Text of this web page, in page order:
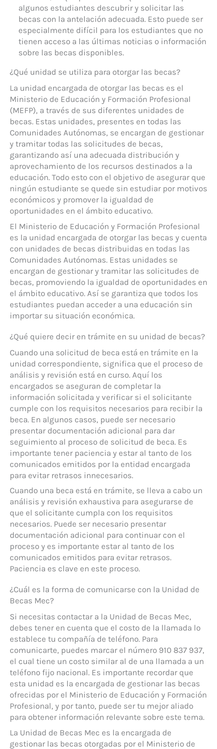
algunos estudiantes descubrir y solicitar las
becas con la antelación adecuada. Esto puede ser
especialmente difícil para los estudiantes que no
tienen acceso a las últimas noticias o información
sobre las becas disponibles.
¿Qué unidad se utiliza para otorgar las becas?
La unidad encargada de otorgar las becas es el
Ministerio de Educación y Formación Profesional
(MEFP), a través de sus diferentes unidades de
becas. Estas unidades, presentes en todas las
Comunidades Autónomas, se encargan de gestionar
y tramitar todas las solicitudes de becas,
garantizando así una adecuada distribución y
aprovechamiento de los recursos destinados a la
educación. Todo esto con el objetivo de asegurar que
ningún estudiante se quede sin estudiar por motivos
económicos y promover la igualdad de
oportunidades en el ámbito educativo.
El Ministerio de Educación y Formación Profesional
es la unidad encargada de otorgar las becas y cuenta
con unidades de becas distribuidas en todas las
Comunidades Autónomas. Estas unidades se
encargan de gestionar y tramitar las solicitudes de
becas, promoviendo la igualdad de oportunidades en
el ámbito educativo. Así se garantiza que todos los
estudiantes puedan acceder a una educación sin
importar su situación económica.
¿Qué quiere decir en trámite en su unidad de becas?
Cuando una solicitud de beca está en trámite en la
unidad correspondiente, significa que el proceso de
análisis y revisión está en curso. Aquí los
encargados se aseguran de completar la
información solicitada y verificar si el solicitante
cumple con los requisitos necesarios para recibir la
beca. En algunos casos, puede ser necesario
presentar documentación adicional para dar
seguimiento al proceso de solicitud de beca. Es
importante tener paciencia y estar al tanto de los
comunicados emitidos por la entidad encargada
para evitar retrasos innecesarios.
Cuando una beca está en trámite, se lleva a cabo un
análisis y revisión exhaustiva para asegurarse de
que el solicitante cumpla con los requisitos
necesarios. Puede ser necesario presentar
documentación adicional para continuar con el
proceso y es importante estar al tanto de los
comunicados emitidos para evitar retrasos.
Paciencia es clave en este proceso.
¿Cuál es la forma de comunicarse con la Unidad de
Becas Mec?
Si necesitas contactar a la Unidad de Becas Mec,
debes tener en cuenta que el costo de la llamada lo
establece tu compañía de teléfono. Para
comunicarte, puedes marcar el número 910 837 937,
el cual tiene un costo similar al de una llamada a un
teléfono fijo nacional. Es importante recordar que
esta unidad es la encargada de gestionar las becas
ofrecidas por el Ministerio de Educación y Formación
Profesional, y por tanto, puede ser tu mejor aliado
para obtener información relevante sobre este tema.
La Unidad de Becas Mec es la encargada de
gestionar las becas otorgadas por el Ministerio de